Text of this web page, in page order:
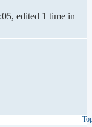
edited 1 time in